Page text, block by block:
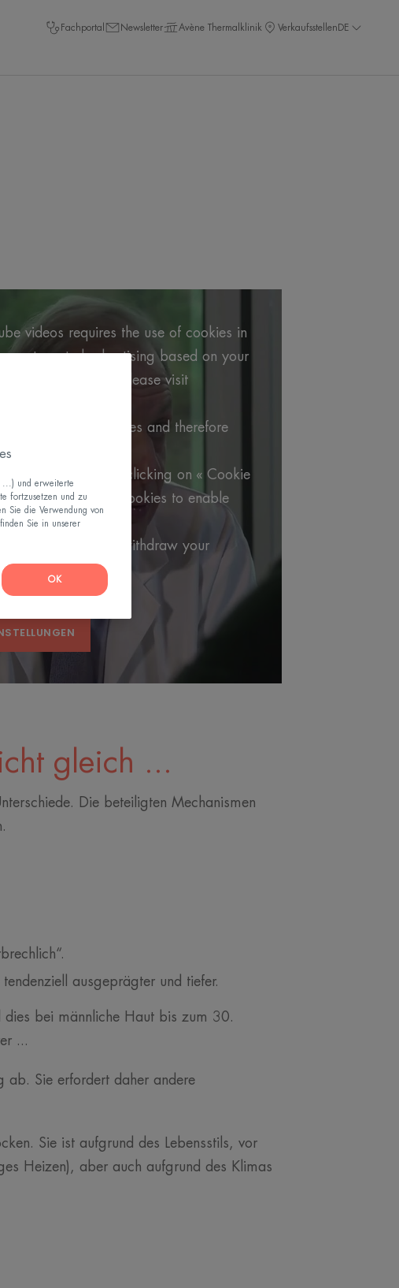
Fachportal Newsletter Avène Thermalklinik Verkaufsstellen DE
videos requires the use of cookies in
you targeted advertising based on your
more information, please visit
» policy.
Youtube's cookies and therefore
the video.
your choices by clicking on « Cookie
accept Youtube's cookies to enable
this setting and withdraw your
time.
gleich ...
Die beteiligten Mechanismen
ausgeprägter und tiefer.
dies bei männliche Haut bis zum 30.
...
ab. Sie erfordert daher andere
Sie ist aufgrund des Lebensstils, vor
Heizen), aber auch aufgrund des Klimas
...) und erweiterte
fortzusetzen und zu
Sie die Verwendung von
Sie in unserer
OK